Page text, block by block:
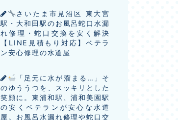
さいたま市見沼区 東大宮
駅・大和田駅のお風呂蛇口水漏
れ修理・蛇口交換を安く解決
【LINE見積もり対応】ベテラ
ン安心修理の水道屋
「足元に水が溜まる…」そ
のゆううつを、スッキリとした
笑顔に。東浦和駅、浦和美園駅
の安くベテランが安心な水道
屋。お風呂水漏れ修理や蛇口交